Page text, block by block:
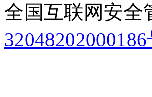
全国互联网安全